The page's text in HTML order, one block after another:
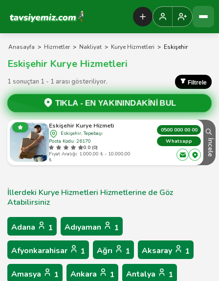
Tavsiyemiz Anasayfa
Anasayfa > Hizmetler > Nakliyat > Kurye Hizmetleri > Eskişehir
Eskişehir Kurye Hizmetleri
1 sonuçtan 1 - 1 arası gösteriliyor. Filtrele
TIKLA - EN YAKININDAKİNİ BUL
Eskişehir Kurye Hizmeti
Eskişehir, Tepebaşı
Posta Kodu: 26170
0.0 (0)
Fiyat Aralığı: 1.000,00 ₺ - 10.000,00
₺
0500 000 00 00
Whatsapp
İncele
İllerdeki Kurye Hizmetleri Hizmetlerine de Göz
Atabilirsiniz
Adana 1 Adıyaman 1
Afyonkarahisar 1 Ağrı 1 Aksaray 1
Amasya 1 Ankara 1 Antalya 1